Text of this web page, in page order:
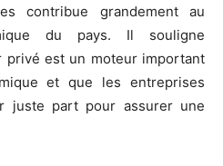
contribue grandement au
du pays. Il souligne
privé est un moteur important
et que les entreprises
juste part pour assurer une